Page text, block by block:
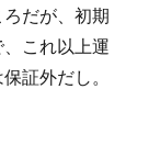
だが、初期
これ以上運
証外だし。